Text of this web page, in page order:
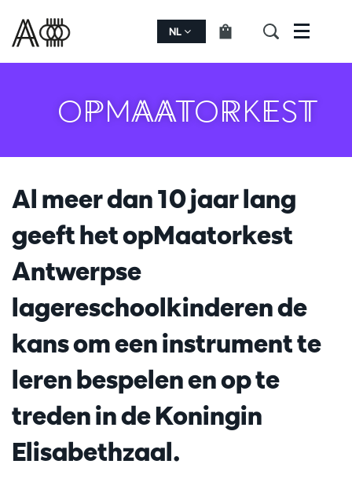
NL Menu
OPMAATORKEST
Al meer dan 10 jaar lang
geeft het opMaatorkest
Antwerpse
lagereschoolkinderen de
kans om een instrument te
leren bespelen en op te
treden in de Koningin
Elisabethzaal.